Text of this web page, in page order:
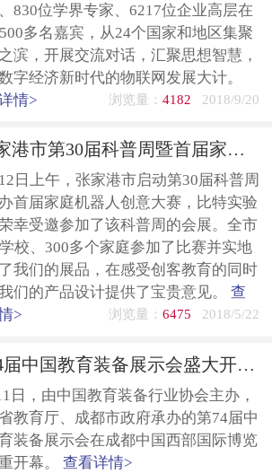
830位学界专家、6217位企业高层在
多名嘉宾，从24个国家和地区集聚
滨，开展交流对话，汇聚思想智慧，
字经济新时代的物联网发展大计。
情>
浏览量： 4182 2018/9/20
“张家港市第30届科普周暨首届家庭机器人创意大赛”圆满成功
日上午，张家港市启动第30届科普周
首届家庭机器人创意大赛，比特实验
幸受邀参加了该科普周的会展。全市
校、300多个家庭参加了比赛并实地
我们的展品，在感受创客教育的同时
们的产品设计提供了宝贵意见。 查
>
浏览量： 6475 2018/5/22
第74届中国教育装备展示会盛大开幕 比特人工智能从“芯”开始
日，由中国教育装备行业协会主办，
教育厅、成都市政府承办的第74届中
装备展示会在成都中国西部国际博览
开幕。 查看详情>